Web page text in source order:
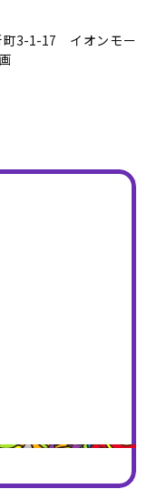
町3-1-17 イオンモー